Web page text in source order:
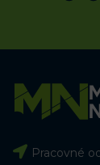
Pracovné